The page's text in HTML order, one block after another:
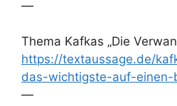
—
Thema Kafkas „Die
https://textaussage.de/
das-wichtigste-auf-einen-
—